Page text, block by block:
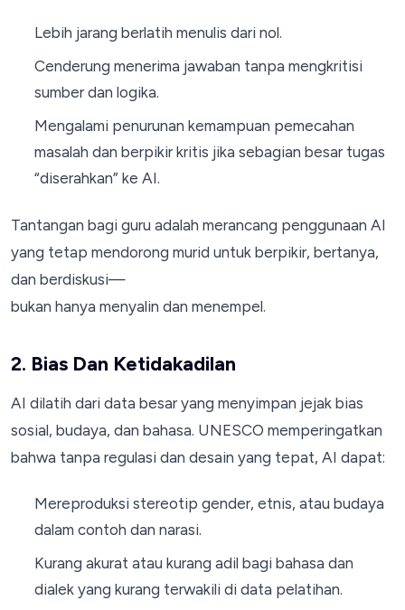
Lebih jarang berlatih menulis dari nol.
Cenderung menerima jawaban tanpa mengkritisi
sumber dan logika.
Mengalami penurunan kemampuan pemecahan
masalah dan berpikir kritis jika sebagian besar tugas
“diserahkan” ke AI.
Tantangan bagi guru adalah merancang penggunaan AI
yang tetap mendorong murid untuk berpikir, bertanya,
dan berdiskusi—
bukan hanya menyalin dan menempel.
2. Bias Dan Ketidakadilan
AI dilatih dari data besar yang menyimpan jejak bias
sosial, budaya, dan bahasa. UNESCO memperingatkan
bahwa tanpa regulasi dan desain yang tepat, AI dapat:
Mereproduksi stereotip gender, etnis, atau budaya
dalam contoh dan narasi.
Kurang akurat atau kurang adil bagi bahasa dan
dialek yang kurang terwakili di data pelatihan.